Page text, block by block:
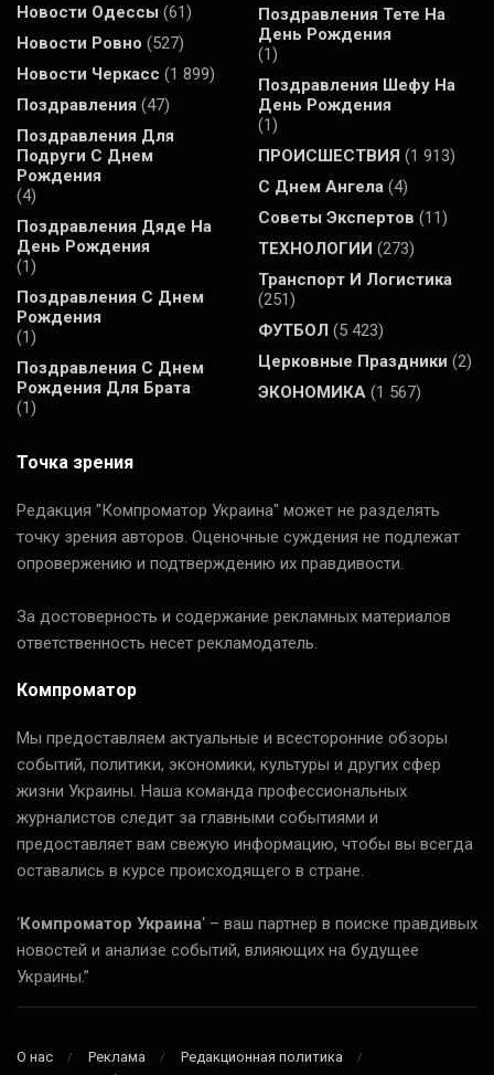
Новости Одессы (61)
Новости Ровно (527)
Новости Черкасс (1 899)
Поздравления (47)
Поздравления Для
Подруги С Днем
Рождения
(4)
Поздравления Дяде На
День Рождения
(1)
Поздравления С Днем
Рождения
(1)
Поздравления С Днем
Рождения Для Брата
(1)
Поздравления Тете На
День Рождения
(1)
Поздравления Шефу На
День Рождения
(1)
ПРОИСШЕСТВИЯ (1 913)
С Днем Ангела (4)
Советы Экспертов (11)
ТЕХНОЛОГИИ (273)
Транспорт И Логистика
(251)
ФУТБОЛ (5 423)
Церковные Праздники (2)
ЭКОНОМИКА (1 567)
Точка зрения
Редакция "Компроматор Украина" может не разделять
точку зрения авторов. Оценочные суждения не подлежат
опровержению и подтверждению их правдивости.
За достоверность и содержание рекламных материалов
ответственность несет рекламодатель.
Компроматор
Мы предоставляем актуальные и всесторонние обзоры
событий, политики, экономики, культуры и других сфер
жизни Украины. Наша команда профессиональных
журналистов следит за главными событиями и
предоставляет вам свежую информацию, чтобы вы всегда
оставались в курсе происходящего в стране.
‘Компроматор Украина‘ – ваш партнер в поиске правдивых
новостей и анализе событий, влияющих на будущее
Украины.”
О нас Реклама
Редакционная политика